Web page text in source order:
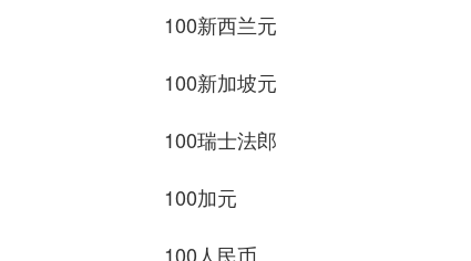
100新西兰元
100新加坡元
100瑞士法郎
100加元
100人民币